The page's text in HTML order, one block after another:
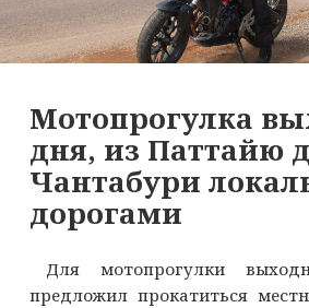
Мотопрогулка
дня, из Паттайю
Чантабури
дорогами
Для мотопрогулки
предложил прокатиться